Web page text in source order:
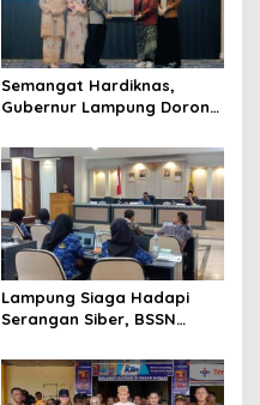
Semangat Hardiknas,
Gubernur Lampung Dorong
Berbahasa Lampung
Lampung Siaga Hadapi
Serangan Siber, BSSN
di Kabupaten/Kota